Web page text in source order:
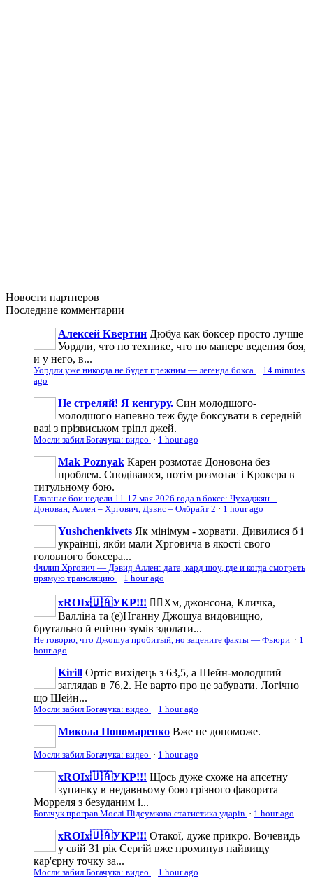
Новости партнеров
Последние комментарии
Алексей Квертин Дюбуа как боксер просто лучше
Уордли, что по технике, что по манере ведения боя,
и у него, в...
Уордли уже никогда не будет прежним — легенда бокса · 14 minutes
ago
Не стреляй! Я кенгуру. Син молодшого-
молодшого напевно теж буде боксувати в середній
вазі з прізвиськом тріпл джей.
Мосли забил Богачука: видео · 1 hour ago
Mak Poznyak Карен розмотає Доновона без
проблем. Сподіваюся, потім розмотає і Крокера в
титульному бою.
Главные бои недели 11-17 мая 2026 года в боксе: Чухаджян –
Донован, Аллен – Хргович, Дэвис – Олбрайт 2 · 1 hour ago
Yushchenkivets Як мінімум - хорвати. Дивилися б і
українці, якби мали Хрговича в якості свого
головного боксера...
Филип Хргович — Дэвид Аллен: дата, кард шоу, где и когда смотреть
прямую трансляцию · 1 hour ago
xROIx🇺🇦УКР!!! ☝🏼Хм, джонсона, Кличка,
Валліна та (е)Нганну Джошуа видовищно,
брутально й епічно зумів здолати...
Не говорю, что Джошуа пробитый, но зацените факты — Фьюри · 1
hour ago
Kirill Ортіс вихідець з 63,5, а Шейн-молодший
заглядав в 76,2. Не варто про це забувати. Логічно
що Шейн...
Мосли забил Богачука: видео · 1 hour ago
Микола Пономаренко Вже не допоможе.
Мосли забил Богачука: видео · 1 hour ago
xROIx🇺🇦УКР!!! Щось дуже схоже на апсетну
зупинку в недавньому бою грізного фаворита
Морреля з безуданим і...
Богачук програв Мослі Підсумкова статистика ударів · 1 hour ago
xROIx🇺🇦УКР!!! Отакої, дуже прикро. Вочевидь
у свій 31 рік Сергій вже проминув найвищу
кар'єрну точку за...
Мосли забил Богачука: видео · 1 hour ago